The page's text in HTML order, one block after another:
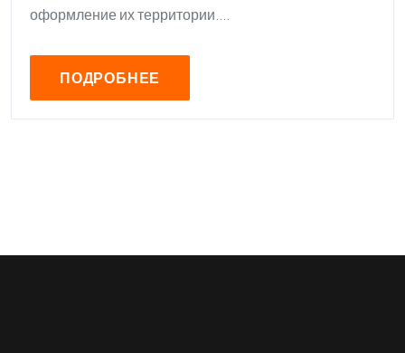
оформление их территории....
ПОДРОБНЕЕ